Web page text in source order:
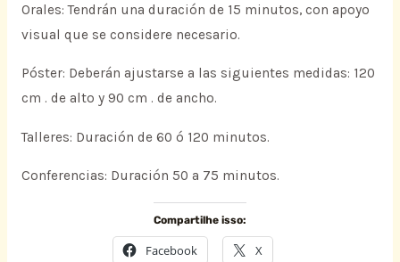
Orales: Tendrán una duración de 15 minutos, con apoyo
visual que se considere necesario.
Póster: Deberán ajustarse a las siguientes medidas: 120
cm . de alto y 90 cm . de ancho.
Talleres: Duración de 60 ó 120 minutos.
Conferencias: Duración 50 a 75 minutos.
Compartilhe isso:
Facebook X